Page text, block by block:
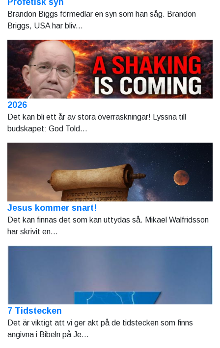
Profetisk syn
Brandon Biggs förmedlar en syn som han såg. Brandon
Briggs, USA har bliv...
2026
Det kan bli ett år av stora överraskningar! Lyssna till
budskapet: God Told...
Jesus kommer snart!
Det kan finnas det som kan uttydas så. Mikael Walfridsson
har skrivit en...
7 Tidstecken
Det är viktigt att vi ger akt på de tidstecken som finns
angivna i Bibeln på Je...